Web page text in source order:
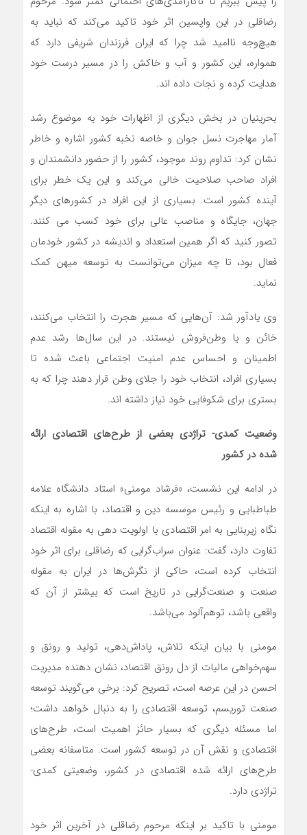
رضاقلی در این واپسین اثر خود تاکید می‌کند که نباید به
هیچ‌وجه ناامید شد چرا که ایران فرزندان شریفی دارد که
همواره، این کشور و آب و خاکش را در مسیر درست خود
هدایت کرده و نجات داده اند.
بحرینیان در بخش دیگری از اظهارات خود به موضوع رشد
آمار مهاجرت نسل جوان و خاصه نخبه کشور اشاره و خاطر
نشان کرد: تداوم روند موجود، کشور را از حضور دانشمندان و
افراد صاحب صلاحیت خالی می‌کند و این یک خطر برای
آینده کشور است. بسیاری از این افراد در کشورهای دیگر
جهان، جایگاه و مناصب عالی برای خود کسب می کنند.
تصور کنید که اگر همین استعداد و اندیشه در کشور خودمان
فعال بود، تا چه میزان می‌توانست به توسعه میهن کمک
نماید.
وی یادآور شد: آن‌هایی که مسیر هجرت را انتخاب می‌کنند،
خائن و یا وطن‌فروش نیستند. در این سال‌ها رشد عدم
اطمینان و احساس عدم امنیت اجتماعی باعث شده تا
بسیاری افراد، انتخاب خود را جلای وطن قرار دهند چرا که به
بستری برای شکوفایی خود نیاز داشته اند.
وضعیت کمدی- تراژدی بعضی از طرح‌های اقتصادی ارائه
شده در کشور
در ادامه این نشست، «فرشاد مومنی» استاد دانشگاه علامه
طباطبایی و رئیس موسسه دین و اقتصاد، با اشاره به اینکه
نگاه زیربنایی به امر اقتصادی با اولویت دهی به مقوله اقتصاد
تفاوت دارد، گفت: عنوان سراب‌گرایی که رضاقلی برای اثر خود
انتخاب کرده است، حاکی از نگرش‌ها در ایران به مقوله
صنعت و صنعت‌گرایی در تاریخ است که بیشتر از آن که
واقعی باشد، توهم‌آلود می‌باشد.
مومنی با بیان اینکه تلاش، پاداش‌دهی، تولید و رونق و
سهم‌خواهی مالیات از دل رونق اقتصاد، نشان دهنده مدیریت
احسن در این عرصه است، تصریح کرد: برخی می‌گویند توسعه
صنعت توریسم، توسعه اقتصادی را به دنبال خواهد داشت؛
اما مسئله دیگری که بسیار حائز اهمیت است، طرح‌های
اقتصادی و نقش آن در توسعه کشور است. متاسفانه بعضی
طرح‌های ارائه شده اقتصادی در کشور، وضعیتی کمدی-
تراژدی دارد.
مومنی با تاکید بر اینکه مرحوم رضاقلی در آخرین اثر خود